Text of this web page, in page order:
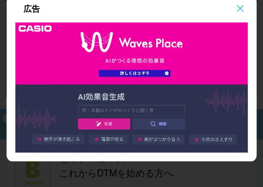
広告
#5 「Donk Bass」 Adoの「踊」
でも使用されている印象的なベー
スサウンド【無料シンセVitalの使
い方】
Adoの楽曲「踊」などで使用される「Donk Bas
s」は、FM変調を利用したシンセベース。 EDMや
ポップス、ボカロ楽曲など、幅広いジャンルで活用
される定番の音色の1つです。 今回は、この「Do...
スリープフリークスは、オンラインレッスン実績No.1！
一人一人に合わせた幅広いレッスン内容をご提供いたします
ビギナーコース
これからDTMを始める方へ